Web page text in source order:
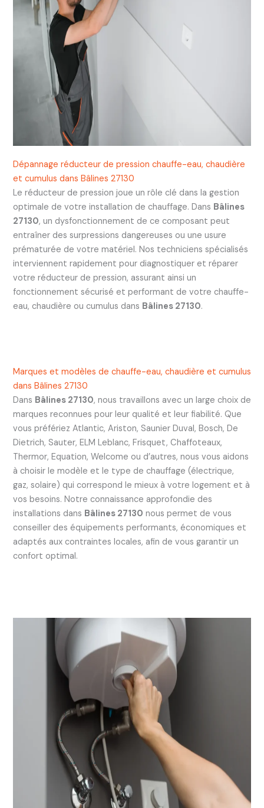
Dépannage réducteur de pression chauffe-eau, chaudière
et cumulus dans Bâlines 27130
Le réducteur de pression joue un rôle clé dans la gestion
optimale de votre installation de chauffage. Dans Bâlines
27130, un dysfonctionnement de ce composant peut
entraîner des surpressions dangereuses ou une usure
prématurée de votre matériel. Nos techniciens spécialisés
interviennent rapidement pour diagnostiquer et réparer
votre réducteur de pression, assurant ainsi un
fonctionnement sécurisé et performant de votre chauffe-
eau, chaudière ou cumulus dans Bâlines 27130.
Marques et modèles de chauffe-eau, chaudière et cumulus
dans Bâlines 27130
Dans Bâlines 27130, nous travaillons avec un large choix de
marques reconnues pour leur qualité et leur fiabilité. Que
vous préfériez Atlantic, Ariston, Saunier Duval, Bosch, De
Dietrich, Sauter, ELM Leblanc, Frisquet, Chaffoteaux,
Thermor, Equation, Welcome ou d’autres, nous vous aidons
à choisir le modèle et le type de chauffage (électrique,
gaz, solaire) qui correspond le mieux à votre logement et à
vos besoins. Notre connaissance approfondie des
installations dans Bâlines 27130 nous permet de vous
conseiller des équipements performants, économiques et
adaptés aux contraintes locales, afin de vous garantir un
confort optimal.